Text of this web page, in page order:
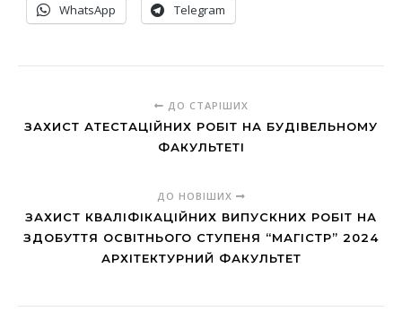
WhatsApp Telegram
ДО СТАРІШИХ
ЗАХИСТ АТЕСТАЦІЙНИХ РОБІТ НА БУДІВЕЛЬНОМУ
ФАКУЛЬТЕТІ
ДО НОВІШИХ
ЗАХИСТ КВАЛІФІКАЦІЙНИХ ВИПУСКНИХ РОБІТ НА
ЗДОБУТТЯ ОСВІТНЬОГО СТУПЕНЯ “МАГІСТР” 2024
АРХІТЕКТУРНИЙ ФАКУЛЬТЕТ